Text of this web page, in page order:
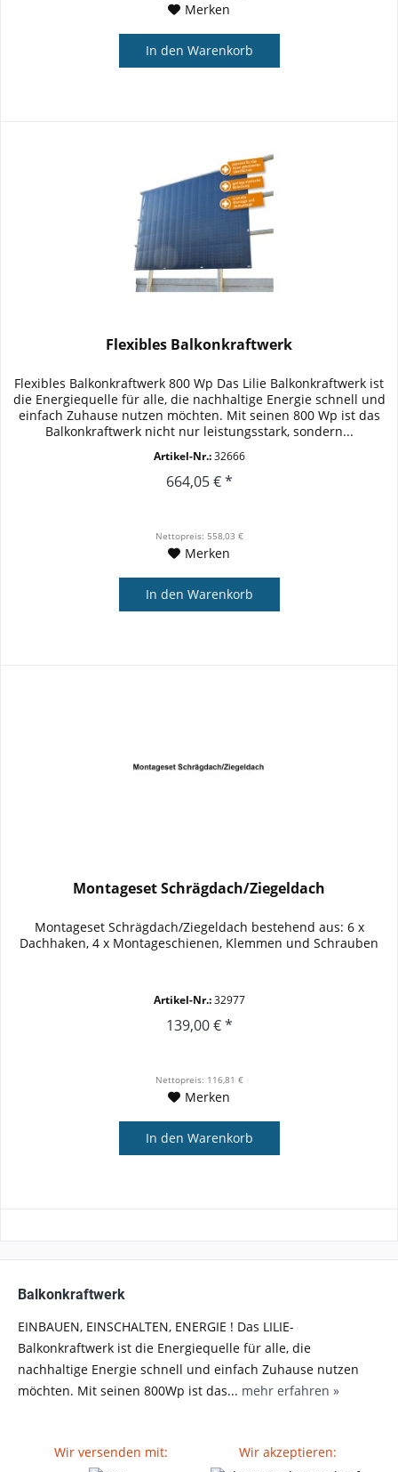
Merken
In den Warenkorb
Flexibles Balkonkraftwerk
Flexibles Balkonkraftwerk 800 Wp Das Lilie Balkonkraftwerk ist
die Energiequelle für alle, die nachhaltige Energie schnell und
einfach Zuhause nutzen möchten. Mit seinen 800 Wp ist das
Balkonkraftwerk nicht nur leistungsstark, sondern...
Artikel-Nr.:32666
664,05 € *
Nettopreis: 558,03 €
Merken
In den Warenkorb
Montageset Schrägdach/Ziegeldach
Montageset Schrägdach/Ziegeldach bestehend aus: 6 x
Dachhaken, 4 x Montageschienen, Klemmen und Schrauben
Artikel-Nr.:32977
139,00 € *
Nettopreis: 116,81 €
Merken
In den Warenkorb
Balkonkraftwerk
EINBAUEN, EINSCHALTEN, ENERGIE ! Das LILIE-
Balkonkraftwerk ist die Energiequelle für alle, die
nachhaltige Energie schnell und einfach Zuhause nutzen
möchten. Mit seinen 800Wp ist das... mehr erfahren »
Wir versenden mit: Wir akzeptieren: